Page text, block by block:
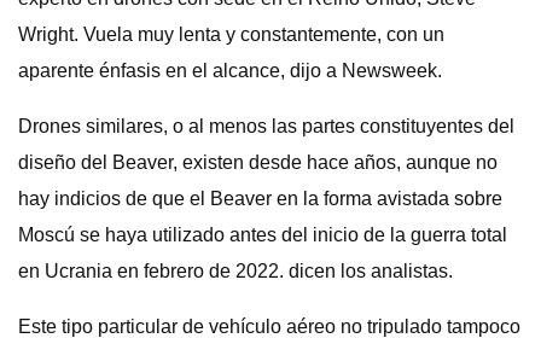
Wright. Vuela muy lenta y constantemente, con un
aparente énfasis en el alcance, dijo a Newsweek.
Drones similares, o al menos las partes constituyentes del
diseño del Beaver, existen desde hace años, aunque no
hay indicios de que el Beaver en la forma avistada sobre
Moscú se haya utilizado antes del inicio de la guerra total
en Ucrania en febrero de 2022. dicen los analistas.
Este tipo particular de vehículo aéreo no tripulado tampoco